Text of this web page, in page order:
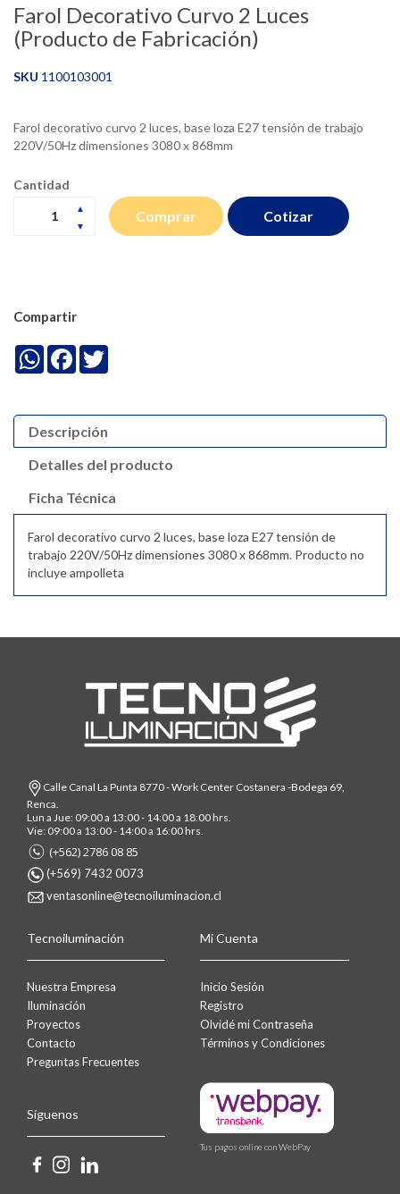
Farol Decorativo Curvo 2 Luces
(Producto de Fabricación)
SKU 1100103001
Farol decorativo curvo 2 luces, base loza E27 tensión de trabajo
220V/50Hz dimensiones 3080 x 868mm
Cantidad
Comprar Cotizar
Compartir
WhatsApp
Facebook
Descripción
Detalles del producto
Ficha Técnica
Farol decorativo curvo 2 luces, base loza E27 tensión de
trabajo 220V/50Hz dimensiones 3080 x 868mm. Producto no
incluye ampolleta
Calle Canal La Punta 8770 - Work Center Costanera -Bodega 69,
Renca.
Lun a Jue: 09:00 a 13:00 - 14:00 a 18:00 hrs.
Vie: 09:00 a 13:00 - 14:00 a 16:00 hrs.
(+562) 2786 08 85
(+569) 7432 0073
ventasonline@tecnoiluminacion.cl
Tecnoiluminación
Nuestra Empresa
Iluminación
Proyectos
Contacto
Preguntas Frecuentes
Síguenos
Mi Cuenta
Inicio Sesión
Registro
Olvidé mi Contraseña
Términos y Condiciones
Tus pagos online con WebPay